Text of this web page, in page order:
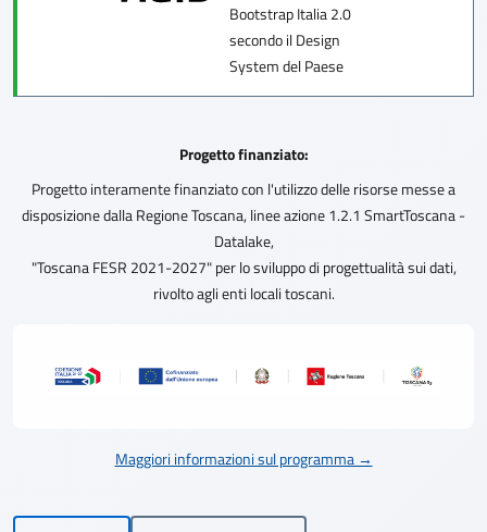
Bootstrap Italia 2.0
secondo il Design
System del Paese
Progetto finanziato:
Progetto interamente finanziato con l'utilizzo delle risorse messe a
disposizione dalla Regione Toscana, linee azione 1.2.1 SmartToscana -
Datalake,
"Toscana FESR 2021-2027" per lo sviluppo di progettualità sui dati,
rivolto agli enti locali toscani.
Maggiori informazioni sul programma →